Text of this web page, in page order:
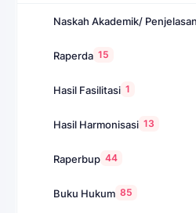
Naskah Akademik/ Penjelasan
Raperda 15
Hasil Fasilitasi 1
Hasil Harmonisasi 13
Raperbup 44
Buku Hukum 85